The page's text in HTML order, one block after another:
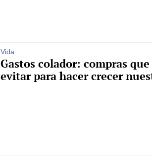
Vida
Gastos colador: compras
evitar para hacer crecer